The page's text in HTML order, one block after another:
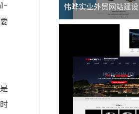
伟晔实业外贸网站建设